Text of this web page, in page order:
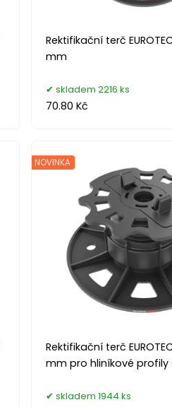
Rektifikační terč
mm
skladem 2216 ks
70.80 Kč
Rektifikační terč
mm pro hliníkové profily
NOVINKA
skladem 1944 ks